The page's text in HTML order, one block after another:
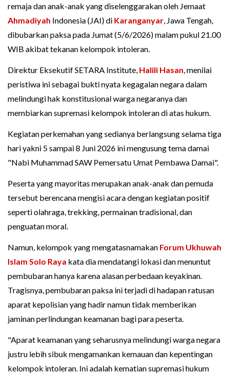
remaja dan anak-anak yang diselenggarakan oleh Jemaat
Ahmadiyah Indonesia (JAI) di Karanganyar, Jawa Tengah,
dibubarkan paksa pada Jumat (5/6/2026) malam pukul 21.00
WIB akibat tekanan kelompok intoleran.
Direktur Eksekutif SETARA Institute, Halili Hasan, menilai
peristiwa ini sebagai bukti nyata kegagalan negara dalam
melindungi hak konstitusional warga negaranya dan
membiarkan supremasi kelompok intoleran di atas hukum.
Kegiatan perkemahan yang sedianya berlangsung selama tiga
hari yakni 5 sampai 8 Juni 2026 ini mengusung tema damai
"Nabi Muhammad SAW Pemersatu Umat Pembawa Damai".
Peserta yang mayoritas merupakan anak-anak dan pemuda
tersebut berencana mengisi acara dengan kegiatan positif
seperti olahraga, trekking, permainan tradisional, dan
penguatan moral.
Namun, kelompok yang mengatasnamakan Forum Ukhuwah
Islam Solo Raya kata dia mendatangi lokasi dan menuntut
pembubaran hanya karena alasan perbedaan keyakinan.
Tragisnya, pembubaran paksa ini terjadi di hadapan ratusan
aparat kepolisian yang hadir namun tidak memberikan
jaminan perlindungan keamanan bagi para peserta.
"Aparat keamanan yang seharusnya melindungi warga negara
justru lebih sibuk mengamankan kemauan dan kepentingan
kelompok intoleran. Ini adalah kematian supremasi hukum